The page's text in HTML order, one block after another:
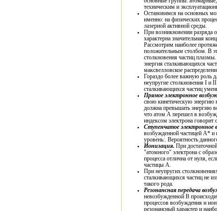
техническим и
Остановимся на основных
именно: на физических
лазерной активной среды.
При возникновении разряда
характерна значительная
Рассмотрим наиболее
положительным столбом. В
столкновения частиц
энергия сталкивающихся
максвелловское
Гораздо более важную роль
неупругие столкновения I и
сталкивающихся частиц
Прямое электронное
свою кинетическую энергию
должна превышать энергию
что атом А перешел в
индексом электрона говорит
Ступенчатое электронное
возбужденной частицей А* и
уровень:. Вероятность
Ионизация. При
"атомного" электрона с
процесса отлична от нуля,
частицы А.
При неупругих столкновениях II рода суммарная кинетическая энергия
сталкивающихся частиц не
такого рода.
Резонансная передача
невозбужденной В
процессов возбуждения и
резонансный характер и